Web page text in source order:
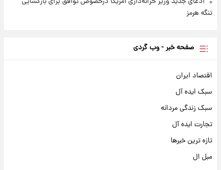
تنگه هرمز
صفحه خبر - وب گردی
اقتصاد ایران
سبک ایده آل
سبک زندگی مردانه
تجارت ایده آل
تازه ترین خبرها
مبل ال